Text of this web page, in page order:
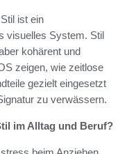
ist ein
visuelles System. Stil
kohärent und
zeigen, wie zeitlose
gezielt eingesetzt
zu verwässern.
im Alltag und Beruf?